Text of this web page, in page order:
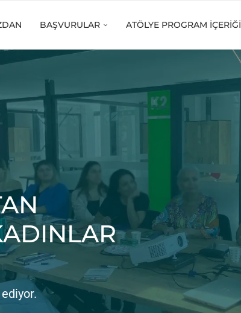
BAŞVURULAR ATÖLYE PROGRAM İÇERIĞI